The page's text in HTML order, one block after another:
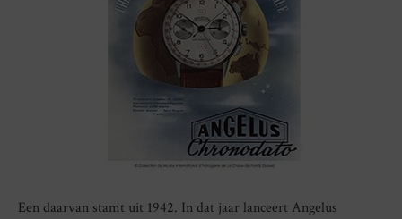
Een daarvan stamt uit 1942. In dat jaar lanceert Angelus